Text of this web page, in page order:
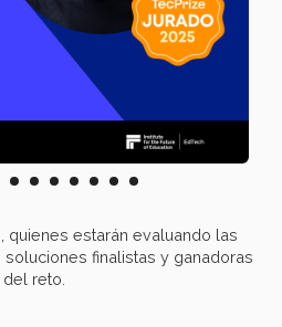
quienes estarán evaluando las
finalistas y ganadoras
del reto.